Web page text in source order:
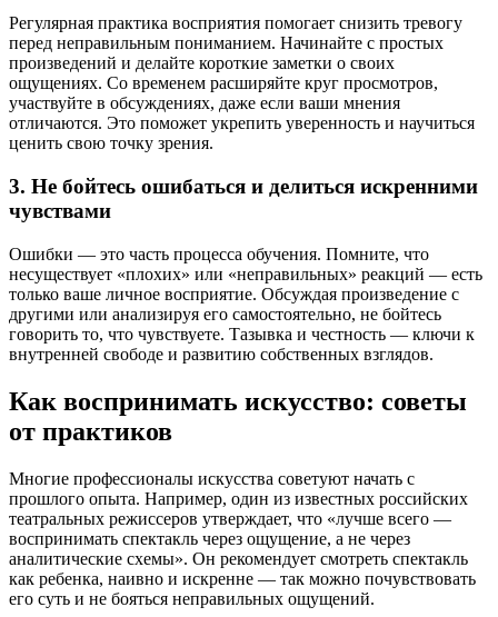
Регулярная практика восприятия помогает снизить тревогу
перед неправильным пониманием. Начинайте с простых
произведений и делайте короткие заметки о своих
ощущениях. Со временем расширяйте круг просмотров,
участвуйте в обсуждениях, даже если ваши мнения
отличаются. Это поможет укрепить уверенность и научиться
ценить свою точку зрения.
3. Не бойтесь ошибаться и делиться искренними
чувствами
Ошибки — это часть процесса обучения. Помните, что
несуществует «плохих» или «неправильных» реакций — есть
только ваше личное восприятие. Обсуждая произведение с
другими или анализируя его самостоятельно, не бойтесь
говорить то, что чувствуете. Тазывка и честность — ключи к
внутренней свободе и развитию собственных взглядов.
Как воспринимать искусство: советы
от практиков
Многие профессионалы искусства советуют начать с
прошлого опыта. Например, один из известных российских
театральных режиссеров утверждает, что «лучше всего —
воспринимать спектакль через ощущение, а не через
аналитические схемы». Он рекомендует смотреть спектакль
как ребенка, наивно и искренне — так можно почувствовать
его суть и не бояться неправильных ощущений.